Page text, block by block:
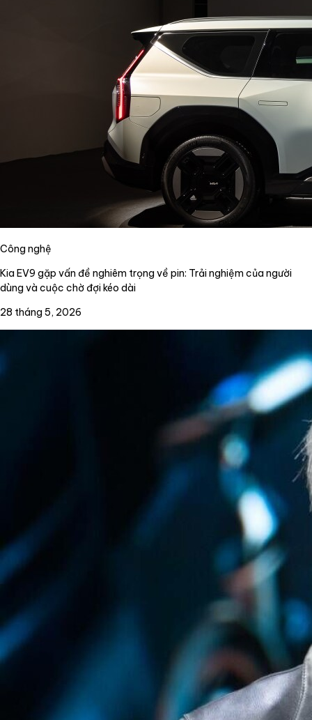
Công nghệ
Kia EV9 gặp vấn đề nghiêm trọng về pin: Trải nghiệm của người
dùng và cuộc chờ đợi kéo dài
28 tháng 5, 2026